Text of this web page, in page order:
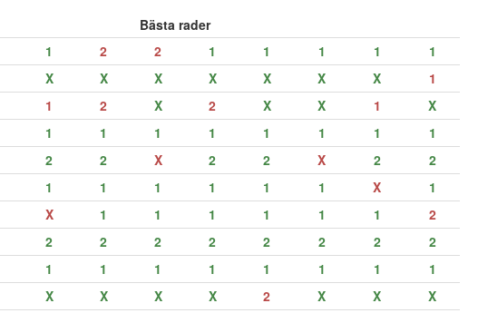
Bästa rader
1 2 2 1 1 1 1
1
X X X X X X X
1
1 2 X 2 X X 1
X
1 1 1 1 1 1 1
1
2 2 X 2 2 X 2
2
1 1 1 1 1 1 X
1
X 1 1 1 1 1 1
2
2 2 2 2 2 2 2
2
1 1 1 1 1 1 1
1
X X X X 2 X X
X